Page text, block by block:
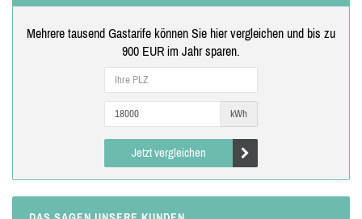
Mehrere tausend Gastarife können Sie hier vergleichen und bis zu
900 EUR im Jahr sparen.
kWh
Jetzt vergleichen